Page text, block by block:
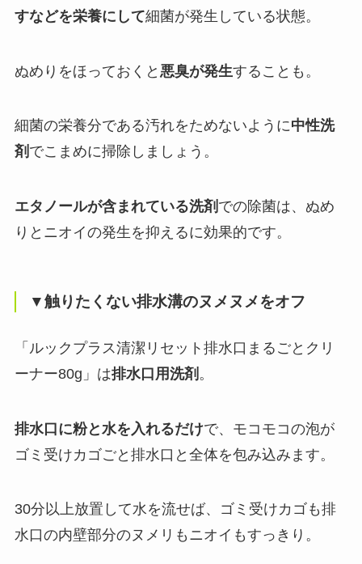
すなどを栄養にして細菌が発生している状態。
ぬめりをほっておくと 悪臭が発生することも。
細菌の栄養分である汚れをためないように中性洗
剤 でこまめに掃除しましょう。
エタノールが含まれている洗剤 での除菌は、ぬめ
りとニオイの発生を抑えるに効果的です。
▼触りたくない排水溝のヌメヌメをオフ
「ルックプラス清潔リセット排水口まるごとクリ
ーナー80g」は排水口用洗剤 。
排水口に粉と水を入れるだけで、モコモコの泡が
ゴミ受けカゴごと排水口と全体を包み込みます。
30分以上放置して水を流せば、ゴミ受けカゴも排
水口の内壁部分のヌメリもニオイもすっきり。